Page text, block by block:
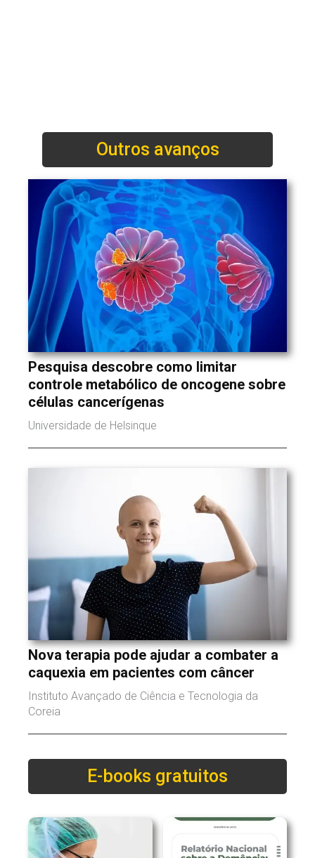
Outros avanços
Pesquisa descobre como limitar
controle metabólico de oncogene sobre
células cancerígenas
Universidade de Helsinque
Nova terapia pode ajudar a combater a
caquexia em pacientes com câncer
Instituto Avançado de Ciência e Tecnologia da
Coreia
E-books gratuitos